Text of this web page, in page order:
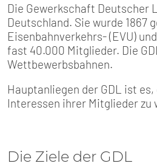
Die Gewerkschaft Deutscher
Deutschland. Sie wurde 1867
Eisenbahnverkehrs- (EVU)
fast 40.000 Mitglieder. Die
Wettbewerbsbahnen.
Hauptanliegen der GDL ist
Interessen ihrer Mitglieder zu
Die Ziele der GDL